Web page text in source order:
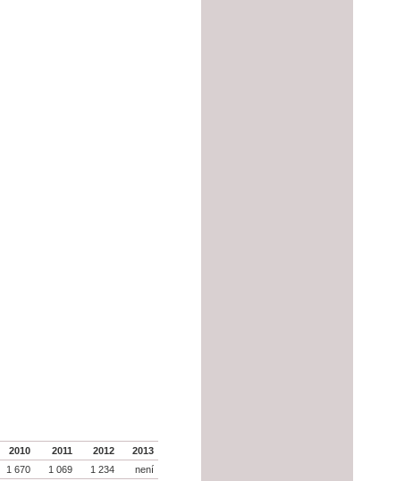
2010 2011 2012
2013
1 670 1 069 1 234 není